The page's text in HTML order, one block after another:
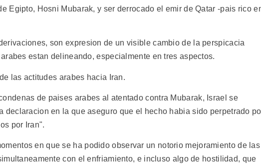
Egipto, Hosni Mubarak, y ser derrocado el emir de Qatar -pais rico
son expresion de un visible cambio de la perspicacia
estan delineando, especialmente en tres aspectos.
las actitudes arabes hacia Iran.
de paises arabes al atentado contra Mubarak, Israel se
declaracion en la que aseguro que el hecho habia sido perpetrado
por Iran".
en que se ha podido observar un notorio mejoramiento de las
con el enfriamiento, e incluso algo de hostilidad, que